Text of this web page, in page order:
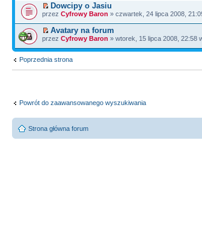
Dowcipy o Jasiu
przez Cyfrowy Baron » czwartek, 24 lipca 2008,
Avatary na forum
przez Cyfrowy Baron » wtorek, 15 lipca 2008, 22:58
Poprzednia strona
Powrót do zaawansowanego wyszukiwania
Strona główna forum